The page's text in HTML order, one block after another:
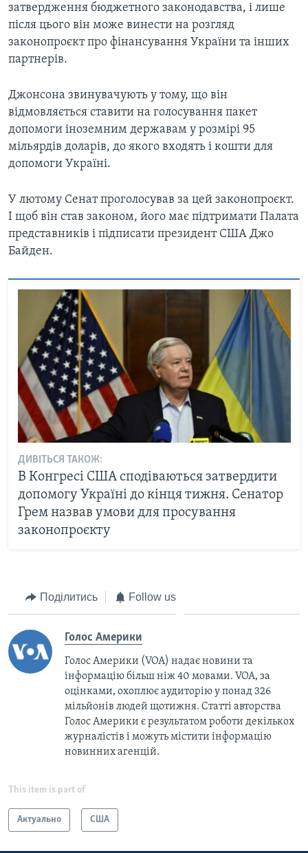
затвердження бюджетного законодавства, і лише
після цього він може винести на розгляд
законопроєкт про фінансування України та інших
партнерів.
Джонсона звинувачують у тому, що він
відмовляється ставити на голосування пакет
допомоги іноземним державам у розмірі 95
мільярдів доларів, до якого входять і кошти для
допомоги Україні.
У лютому Сенат проголосував за цей законопроєкт.
І щоб він став законом, його має підтримати Палата
представників і підписати президент США Джо
Байден.
ДИВІТЬСЯ ТАКОЖ:
В Конгресі США сподіваються затвердити
допомогу Україні до кінця тижня. Сенатор
Грем назвав умови для просування
законопроєкту
Поділитись Follow us
Голос Америки
Голос Америки (VOA) надає новини та
інформацію більш ніж 40 мовами. VOA, за
оцінками, охоплює аудиторію у понад 326
мільйонів людей щотижня. Статті авторства
Голос Америки є результатом роботи декількох
журналістів і можуть містити інформацію
новинних агенцій.
This item is part of
Актуально США